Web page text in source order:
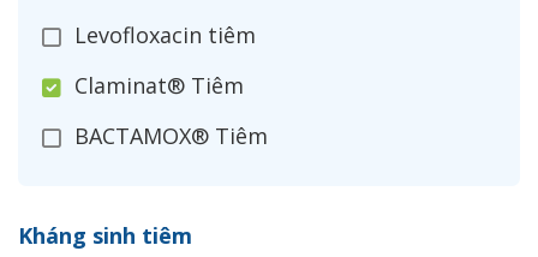
Levofloxacin tiêm
Claminat® Tiêm
BACTAMOX® Tiêm
Ceftizoxim®
Kháng sinh tiêm